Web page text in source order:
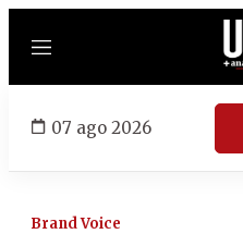
Menú
07 ago 2026
Brand Voice